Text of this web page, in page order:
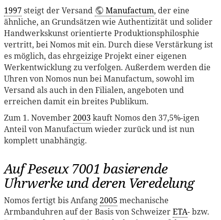
1997steigt der Versand Manufactum, der eine
ähnliche, an Grundsätzen wie Authentizität und solider
Handwerkskunst orientierte Produktionsphilosphie
vertritt, bei Nomos mit ein. Durch diese Verstärkung ist
es möglich, das ehrgeizige Projekt einer eigenen
Werkentwicklung zu verfolgen. Außerdem werden die
Uhren von Nomos nun bei Manufactum, sowohl im
Versand als auch in den Filialen, angeboten und
erreichen damit ein breites Publikum.
Zum 1. November2003 kauft Nomos den 37,5%-igen
Anteil von Manufactum wieder zurück und ist nun
komplett unabhängig.
Auf Peseux 7001 basierende
Uhrwerke und deren Veredelung
Nomos fertigt bis Anfang2005 mechanische
Armbanduhren auf der Basis von SchweizerETA- bzw.